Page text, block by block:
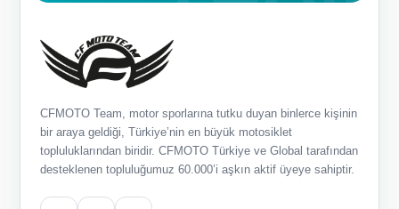
CFMOTO Team, motor sporlarına tutku duyan binlerce kişinin
bir araya geldiği, Türkiye’nin en büyük motosiklet
topluluklarından biridir. CFMOTO Türkiye ve Global tarafından
desteklenen topluluğumuz 60.000’i aşkın aktif üyeye sahiptir.